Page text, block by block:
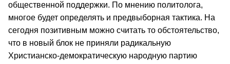
общественной поддержки. По мнению политолога,
многое будет определять и предвыборная тактика. На
сегодня позитивным можно считать то обстоятельство,
что в новый блок не приняли радикальную
Христианско-демократическую народную партию